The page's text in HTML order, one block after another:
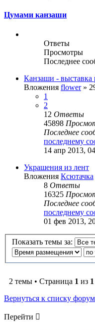
Цумами канзаши
Ответы
Просмотры
Последнее
Канзаши - выставка
Вложения flower»
1
2
12 Ответы
45898
Последнее
последнему
14 апр 2013,
Украшения из лент
Вложения Ксютачка
8 Ответы
16325
Последнее
последнему
01 фев 2013,
Показать темы за:
2 темы • Страница 1 из 1
Вернуться к списку
Перейти